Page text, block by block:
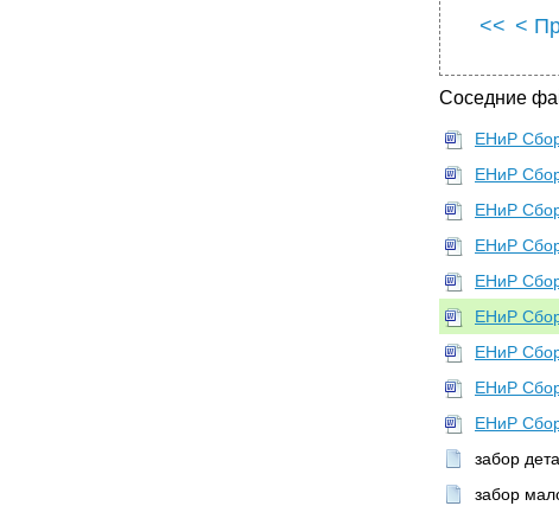
<< <
Соседние
ЕНиР
ЕНиР
ЕНиР
ЕНиР
ЕНиР
ЕНиР
ЕНиР
ЕНиР
ЕНиР
забор
забор